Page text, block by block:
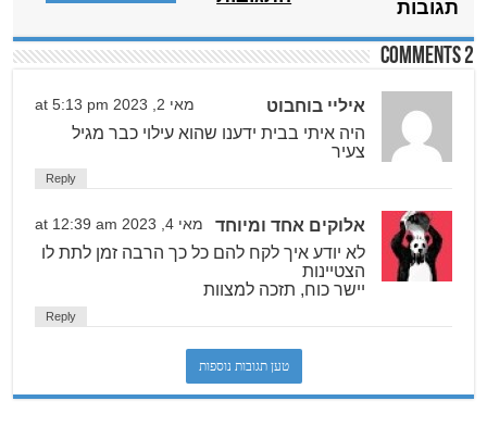
תגובות
2 comments
איליי בוחבוט מאי 2, 2023 at 5:13 pm
היה איתי בבית ידענו שהוא עילוי כבר מגיל
צעיר
Reply
אלוקים אחד ומיוחד מאי 4, 2023 at 12:39 am
לא יודע איך לקח להם כל כך הרבה זמן לתת לו
הצטיינות
יישר כוח, תזכה למצוות
Reply
טען תגובות נוספות